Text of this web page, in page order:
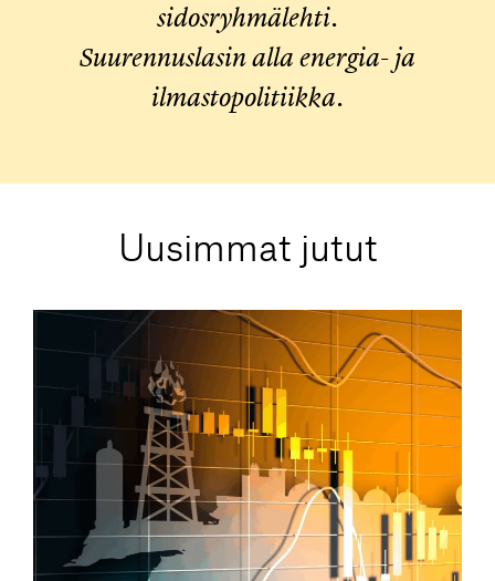
sidosryhmälehti.
Suurennuslasin alla energia- ja
ilmastopolitiikka.
Uusimmat jutut